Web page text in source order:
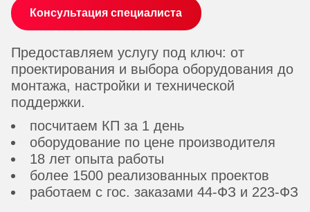
Консультация специалиста
Предоставляем услугу под ключ: от
проектирования и выбора оборудования до
монтажа, настройки и технической
поддержки.
посчитаем КП за 1 день
оборудование по цене производителя
18 лет опыта работы
более 1500 реализованных проектов
работаем с гос. заказами 44-ФЗ и 223-ФЗ